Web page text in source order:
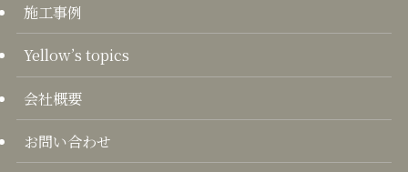
施工事例
Yellow’s topics
会社概要
お問い合わせ